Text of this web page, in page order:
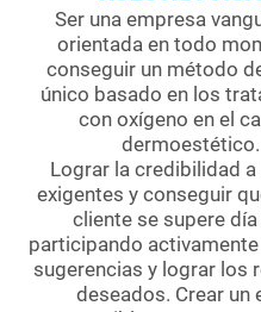
Ser una empresa
orientada en todo
conseguir un método
único basado en los
con oxígeno en el
dermoestético.
Lograr la credibilidad
exigentes y conseguir
cliente se supere día
participando
sugerencias y lograr los
deseados. Crear un